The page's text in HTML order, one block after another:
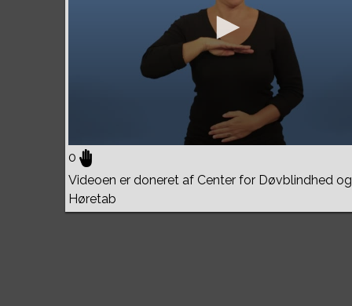
0
Videoen er doneret af Center for Døvblindhed og
Høretab